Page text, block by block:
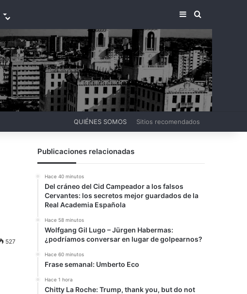
BARRA LATERAL
BUSCAR
QUIÉNES SOMOS Sitios recomendados
527
Publicaciones relacionadas
Hace 40 minutos
Del cráneo del Cid Campeador a los falsos
Cervantes: los secretos mejor guardados de la
Real Academia Española
Hace 58 minutos
Wolfgang Gil Lugo – Jürgen Habermas:
¿podríamos conversar en lugar de golpearnos?
Hace 60 minutos
Frase semanal: Umberto Eco
Hace 1 hora
Chitty La Roche: Trump, thank you, but do not